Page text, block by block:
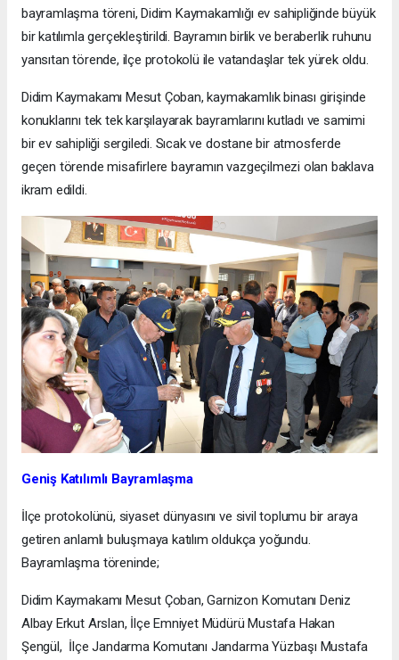
bayramlaşma töreni, Didim Kaymakamlığı ev sahipliğinde büyük
bir katılımla gerçekleştirildi. Bayramın birlik ve beraberlik ruhunu
yansıtan törende, ilçe protokolü ile vatandaşlar tek yürek oldu.
​Didim Kaymakamı Mesut Çoban, kaymakamlık binası girişinde
konuklarını tek tek karşılayarak bayramlarını kutladı ve samimi
bir ev sahipliği sergiledi. Sıcak ve dostane bir atmosferde
geçen törende misafirlere bayramın vazgeçilmezi olan baklava
ikram edildi.
​Geniş Katılımlı Bayramlaşma
​İlçe protokolünü, siyaset dünyasını ve sivil toplumu bir araya
getiren anlamlı buluşmaya katılım oldukça yoğundu.
Bayramlaşma töreninde;
​Didim Kaymakamı Mesut Çoban, Garnizon Komutanı Deniz
Albay Erkut Arslan, İlçe Emniyet Müdürü Mustafa Hakan
Şengül, İlçe Jandarma Komutanı Jandarma Yüzbaşı Mustafa